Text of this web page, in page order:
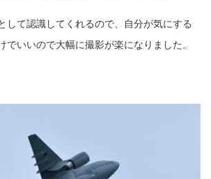
して認識してくれるので、自分が気にする
でいいので大幅に撮影が楽になりました。